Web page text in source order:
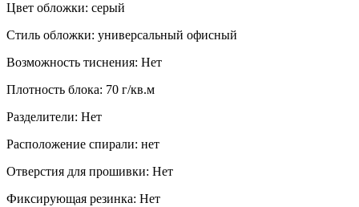
Цвет обложки: серый
Стиль обложки: универсальный офисный
Возможность тиснения: Нет
Плотность блока: 70 г/кв.м
Разделители: Нет
Расположение спирали: нет
Отверстия для прошивки: Нет
Фиксирующая резинка: Нет